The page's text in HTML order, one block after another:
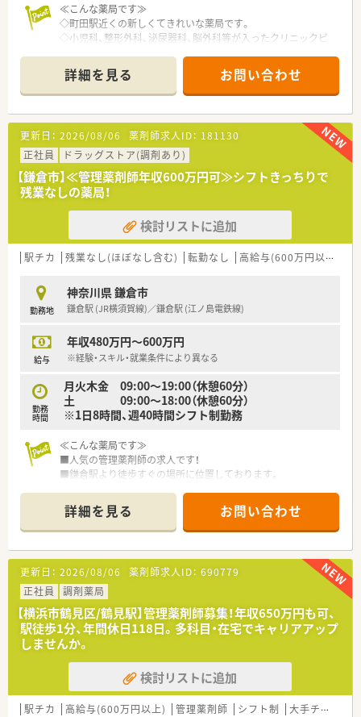
≪こんな薬局です≫
◇町田駅近くの新しくてきれいな薬局です。
◇小児科、整形外科、泌尿器科、脳外科等が入ったクリニックビ
詳細を見る お問い合わせ
更新日： 2026/08/06 薬剤師求人ID： 181130
正社員
ドラッグストア(調剤あり)
【鎌倉市】≪管理薬剤師年収600万円可≫シフトきっちりで
残業なしの薬局！
検討リストに追加
駅チカ 残業なし(ほぼなし含む) 転勤なし 高給与(600万円以上)
勤務地
神奈川県 鎌倉市
鎌倉駅 (JR横須賀線)／鎌倉駅 (江ノ島電鉄線)
給与
年収480万円～600万円
※経験・スキル・就業条件により異なる
勤務
時間
月火木金 09:00～19:00（休憩60分）
土 09:00～18:00（休憩60分）
※1日8時間、週40時間シフト制勤務
≪こんな薬局です≫
■人気の管理薬剤師の求人です！
■鎌倉駅より徒歩すぐの場所に位置しております。
す。
■シフト制を設けているため、残業なくメリハリ勤務が叶いま
す。
≪こんな企業です≫
■昭和31年に創業して以来、湘南エリアを中心にドラッグスト
アを展開しております。
■本社を構えている藤沢地区を中心に店舗展開しており、隣接の
湘南エリア、東京を含めて20店舗以上を運営しております。
調剤併設店は十数店舗展開中です！
■「湘南」の地を軸に、薬局を単にお薬を販売する場所と考える
のではなく、
お客さまの健康で美しい暮らしをサポートさせていただく場
所と考え、店舗展開しております。
■教育研修については、全薬剤師・調剤スタッフを対象に毎月1
詳細を見る お問い合わせ
更新日： 2026/08/06 薬剤師求人ID： 690779
正社員
調剤薬局
【横浜市鶴見区/鶴見駅】管理薬剤師募集！年収650万円も可、
駅徒歩1分、年間休日118日。多科目・在宅でキャリアアップ
しませんか。
検討リストに追加
駅チカ 高給与(600万円以上) 管理薬剤師 シフト制 大手チェーン以外